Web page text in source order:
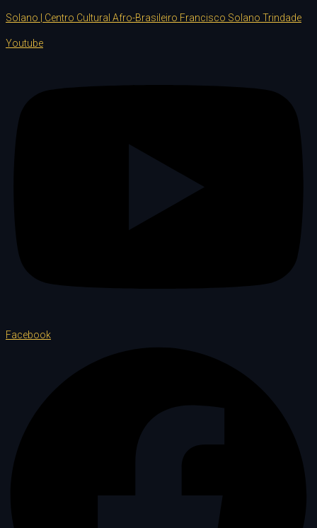
Solano | Centro Cultural Afro-Brasileiro Francisco Solano Trindade
Youtube
Facebook